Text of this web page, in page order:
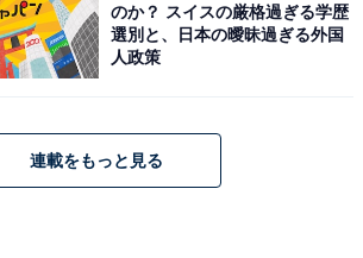
1 2
のか？ スイスの厳格過ぎる学歴
選別と、日本の曖昧過ぎる外国
人政策
連載をもっと見る